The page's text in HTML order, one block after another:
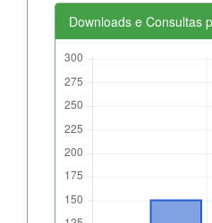
Downloads e Consultas